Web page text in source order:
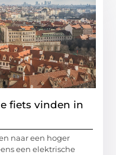
fiets vinden in
naar een hoger
een elektrische